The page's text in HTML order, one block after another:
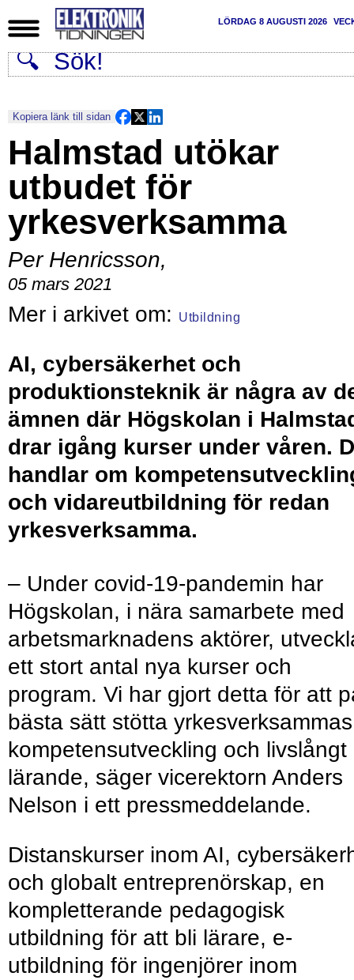
LÖRDAG 8 AUGUSTI 2026
Kopiera länk till sidan
Halmstad utökar
utbudet för
yrkesverksamma
Per Henricsson,
05 mars 2021
Utbildning
AI, cybersäkerhet och
produktionsteknik är några av
ämnen där Högskolan i
drar igång kurser under våren.
handlar om
och vidareutbildning för redan
yrkesverksamma.
– Under covid-19-pandemin har
Högskolan, i nära samarbete med
arbetsmarknadens aktörer,
ett stort antal nya kurser och
program. Vi har gjort detta för att
bästa sätt stötta yrkesverksammas
kompetensutveckling och livslångt
lärande, säger vicerektorn Anders
Nelson i ett pressmeddelande.
Distanskurser inom AI,
och globalt entreprenörskap, en
kompletterande pedagogisk
utbildning för att bli lärare, e-
utbildning för ingenjörer inom